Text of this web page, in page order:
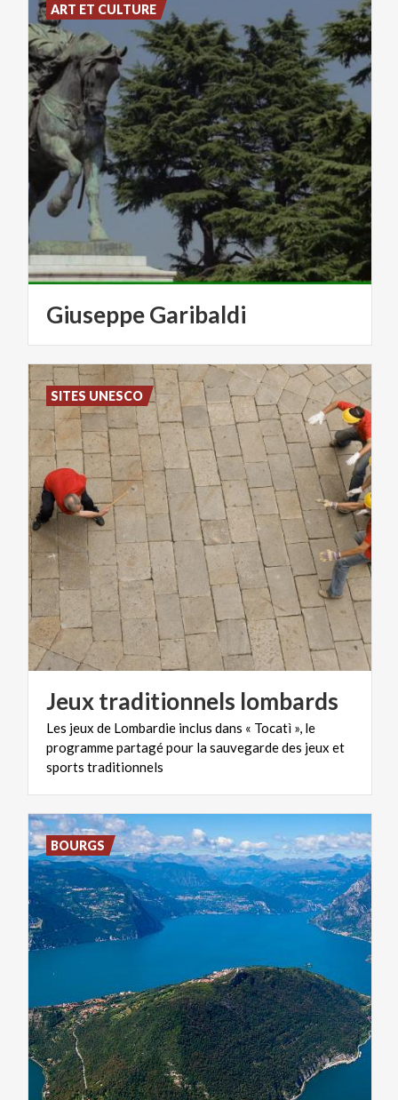
GiuseppeGaribaldi
ART ET CULTURE
Jeuxtraditionnels lombards
Les jeux de Lombardie inclus dans « Tocatì », le
programme partagé pour la sauvegarde des jeux et
sports traditionnels
SITES UNESCO
BOURGS